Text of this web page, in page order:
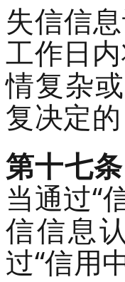
失信信
工作日
情复杂
复决定
第十七条
当通过“
信信息
过“信用